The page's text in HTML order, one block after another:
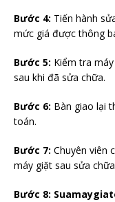
Bước 4: Tiến hành
mức giá được thông
Bước 5: Kiểm tra
sau khi đã sửa chữa.
Bước 6: Bàn giao lại
toán.
Bước 7: Chuyên viên
máy giặt sau sửa
Bước 8: